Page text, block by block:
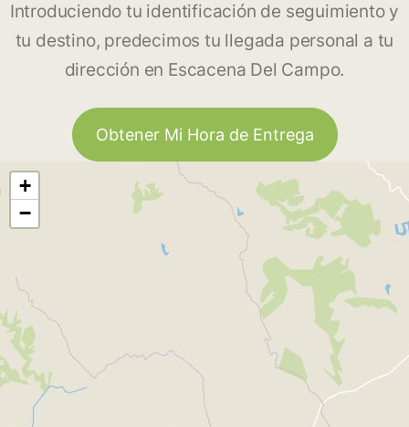
Introduciendo tu identificación de seguimiento y
tu destino, predecimos tu llegada personal a tu
dirección en Escacena Del Campo.
Obtener Mi Hora de Entrega
+
−